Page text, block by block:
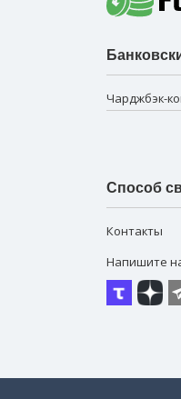
Чарджбэк-
Способ
Контакты
Напишите